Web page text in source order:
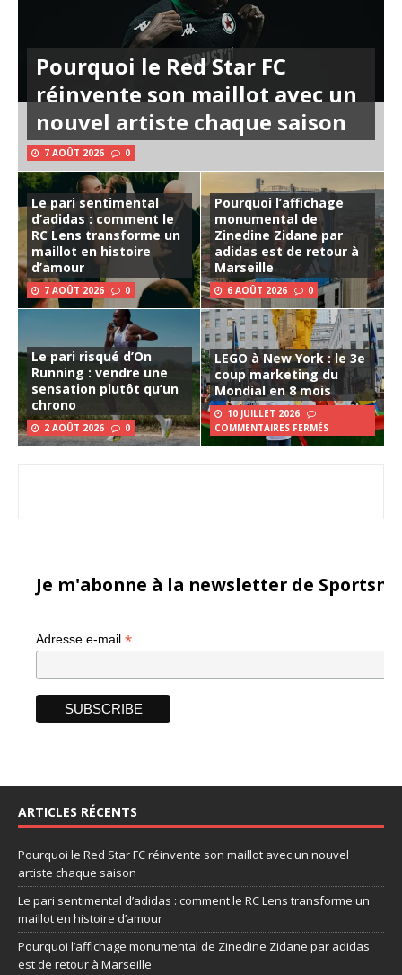
Pourquoi le Red Star FC
réinvente son maillot avec un
nouvel artiste chaque saison
7 AOÛT 2026 0
Le pari sentimental
d’adidas : comment le
RC Lens transforme un
maillot en histoire
d’amour
7 AOÛT 2026 0
Pourquoi l’affichage
monumental de
Zinedine Zidane par
adidas est de retour à
Marseille
6 AOÛT 2026 0
Le pari risqué d’On
Running : vendre une
sensation plutôt qu’un
chrono
2 AOÛT 2026 0
LEGO à New York : le 3e
coup marketing du
Mondial en 8 mois
10 JUILLET 2026
COMMENTAIRES FERMÉS
Je m'abonne à la newsletter de
Adresse e-mail *
ARTICLES RÉCENTS
Pourquoi le Red Star FC réinvente son maillot avec un nouvel
artiste chaque saison
Le pari sentimental d’adidas : comment le RC Lens transforme un
maillot en histoire d’amour
Pourquoi l’affichage monumental de Zinedine Zidane par adidas
est de retour à Marseille